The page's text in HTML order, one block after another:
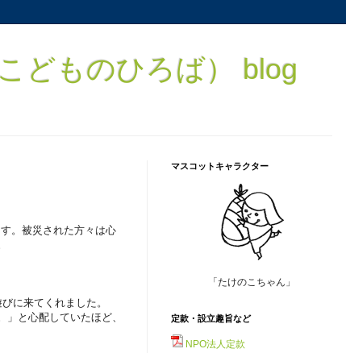
どものひろば） blog
。被災された方々は心
に来てくれました。
と心配していたほど、
マスコットキャラクター
「たけのこちゃん」
定款・設立趣旨など
NPO法人定款